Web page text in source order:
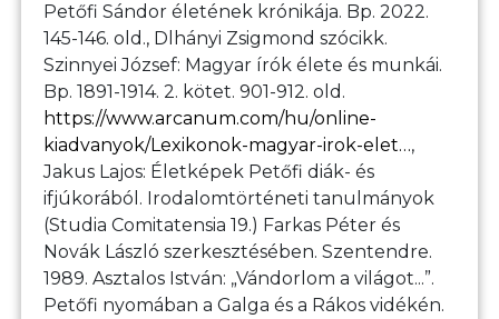
Petőfi Sándor életének krónikája. Bp. 2022.
145-146. old., Dlhányi Zsigmond szócikk.
Szinnyei József: Magyar írók élete és munkái.
Bp. 1891-1914. 2. kötet. 901-912. old.
https://www.arcanum.com/hu/online-
kiadvanyok/Lexikonok-magyar-irok-elet…,
Jakus Lajos: Életképek Petőfi diák- és
ifjúkorából. Irodalomtörténeti tanulmányok
(Studia Comitatensia 19.) Farkas Péter és
Novák László szerkesztésében. Szentendre.
1989. Asztalos István: „Vándorlom a világot...”.
Petőfi nyomában a Galga és a Rákos vidékén.